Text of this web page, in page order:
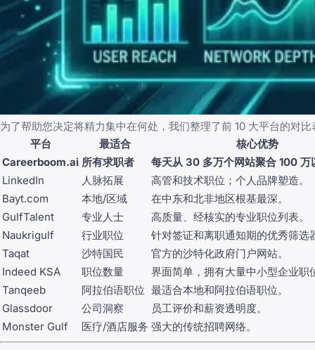
为了帮助您决定将精力集中在何处，我们整理了前 10 大平台的对比
平台
最适合
核心优势
Careerboom.ai 所有求职者
每天从 30 多万个网站聚合 100 万
LinkedIn
人脉拓展
高管和技术职位；个人品牌塑造。
Bayt.com
本地/区域
在中东和北非地区根基最深。
GulfTalent
专业人士
高质量、经核实的专业职位列表。
Naukrigulf
行业职位
针对签证和离职通知期的优秀筛选
Taqat
沙特国民
官方的沙特化政府门户网站。
Indeed KSA
职位数量
界面简单，拥有大量中小型企业职
Tanqeeb
阿拉伯语职位 最适合本地和阿拉伯语职位。
Glassdoor
公司洞察
员工评价和薪资透明度。
Monster Gulf
医疗/酒店服务 强大的传统招聘网络。